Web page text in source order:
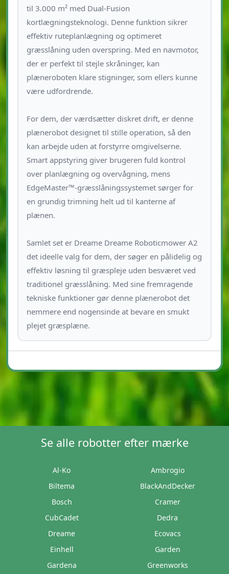
til 3.000 m² med Dual-Fusion
kortlægningsteknologi. Denne funktion sikrer
effektiv ruteplanlægning og optimeret
græsslåning uden overspring. Med en navmotor,
der er perfekt til stejle skråninger, kan
plæneroboten klare stigninger, som ellers kunne
være udfordrende.
For dem, der værdsætter diskret drift, er denne
plænerobot designet til stille operation, så den
kan arbejde uden at forstyrre omgivelserne.
Smart appstyring giver brugeren fuld kontrol
over planlægning og overvågning, mens
EdgeMaster™-græsslåningssystemet sørger for
en grundig trimning helt ud til kanterne af
plænen.
Samlet set er Dreame Dreame Roboticmower A2
det ideelle valg for dem, der søger en pålidelig og
effektiv løsning til græspleje uden besværet ved
traditionel græsslåning. Med sine fremragende
tekniske funktioner gør denne plænerobot det
nemmere end nogensinde at bevare en smukt
plejet græsplæne.
Se alle robotter efter mærke
Al-Ko
Ambrogio
Biltema
BlackAndDecker
Bosch
Cramer
CubCadet
Dedra
Dreame
Ecovacs
Einhell
Garden
Gardena
Greenworks